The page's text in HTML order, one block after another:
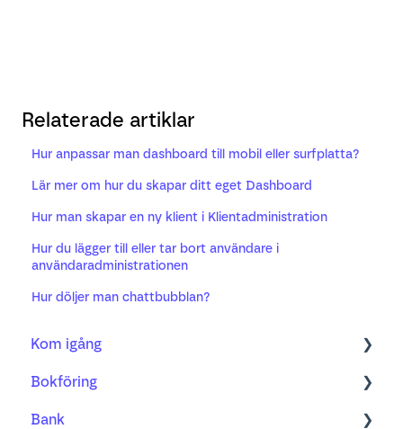
Relaterade artiklar
Hur anpassar man dashboard till mobil eller surfplatta?
Lär mer om hur du skapar ditt eget Dashboard
Hur man skapar en ny klient i Klientadministration
Hur du lägger till eller tar bort användare i
användaradministrationen
Hur döljer man chattbubblan?
Kom igång
Bokföring
Fakturering
Bokföring
Kom igång med ny bilagshantering
Bank